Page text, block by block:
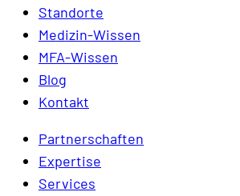
Standorte
Medizin-Wissen
MFA-Wissen
Blog
Kontakt
Partnerschaften
Expertise
Services